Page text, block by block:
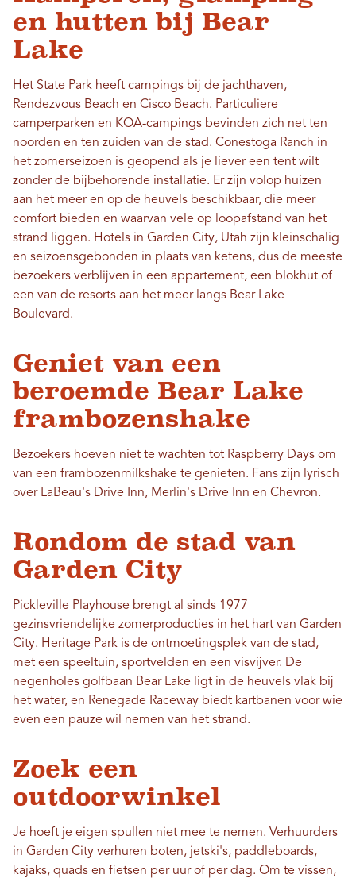
en hutten bij Bear
Lake
Het State Park heeft campings bij de jachthaven,
Rendezvous Beach en Cisco Beach. Particuliere
camperparken en KOA-campings bevinden zich net ten
noorden en ten zuiden van de stad. Conestoga Ranch in
het zomerseizoen is geopend als je liever een tent wilt
zonder de bijbehorende installatie. Er zijn volop huizen
aan het meer en op de heuvels beschikbaar, die meer
comfort bieden en waarvan vele op loopafstand van het
strand liggen. Hotels in Garden City, Utah zijn kleinschalig
en seizoensgebonden in plaats van ketens, dus de meeste
bezoekers verblijven in een appartement, een blokhut of
een van de resorts aan het meer langs Bear Lake
Boulevard.
Geniet van een
beroemde Bear Lake
frambozenshake
Bezoekers hoeven niet te wachten tot Raspberry Days om
van een frambozenmilkshake te genieten. Fans zijn lyrisch
over LaBeau's Drive Inn, Merlin's Drive Inn en Chevron.
Rondom de stad van
Garden City
Pickleville Playhouse brengt al sinds 1977
gezinsvriendelijke zomerproducties in het hart van Garden
City. Heritage Park is de ontmoetingsplek van de stad,
met een speeltuin, sportvelden en een visvijver. De
negenholes golfbaan Bear Lake ligt in de heuvels vlak bij
het water, en Renegade Raceway biedt kartbanen voor wie
even een pauze wil nemen van het strand.
Zoek een
outdoorwinkel
Je hoeft je eigen spullen niet mee te nemen. Verhuurders
in Garden City verhuren boten, jetski's, paddleboards,
kajaks, quads en fietsen per uur of per dag. Om te vissen,